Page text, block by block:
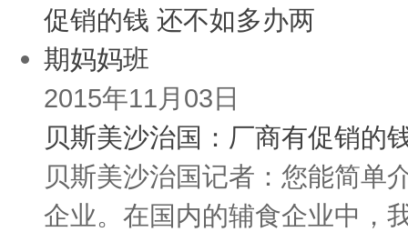
2015年11月03日
贝斯美沙治国：厂商有促销的
贝斯美沙治国记者：您能简单
企业。在国内的辅食企业中，